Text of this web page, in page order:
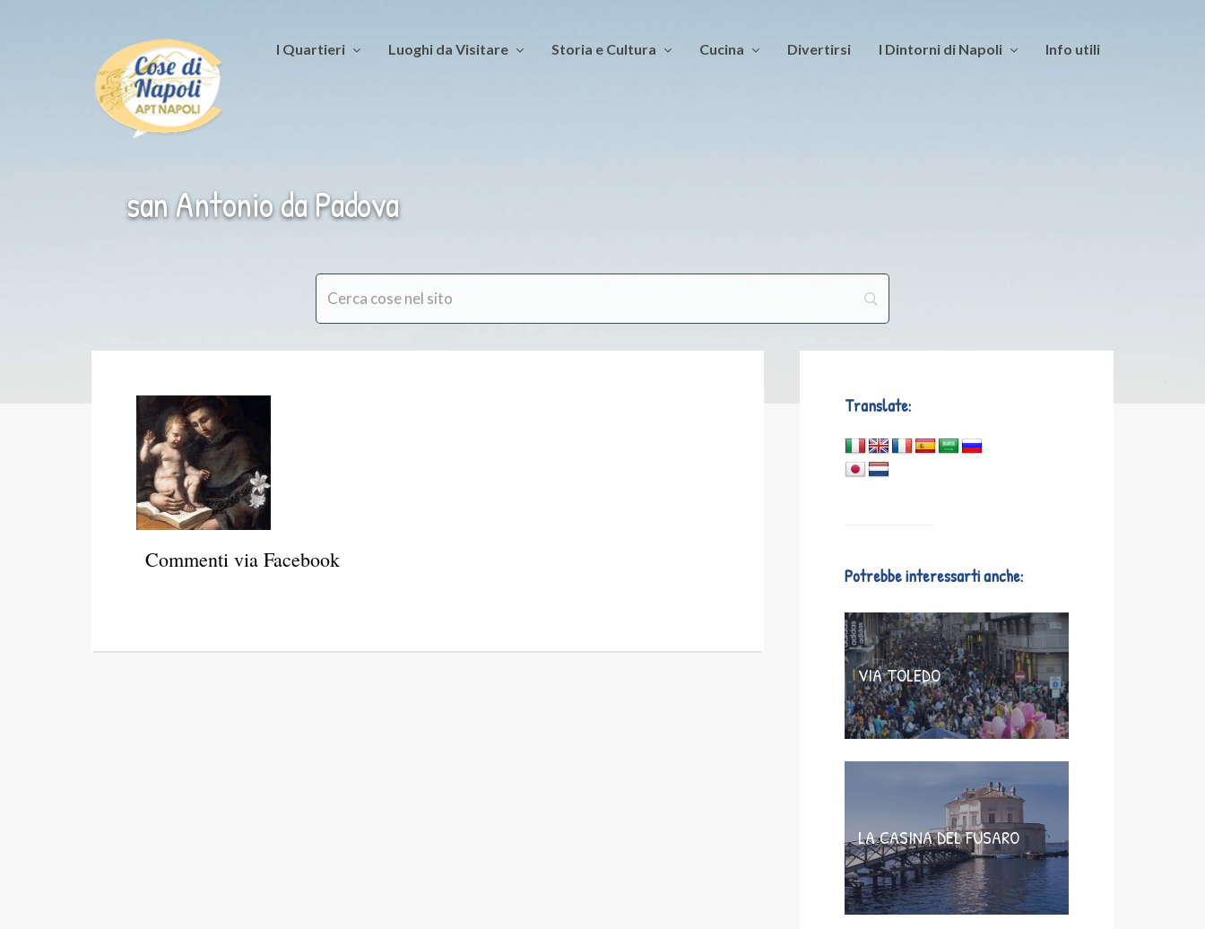
I Quartieri Luoghi da Visitare Storia e Cultura Cucina Divertirsi I Dintorni di Napoli Info utili
san Antonio da Padova
Commenti via Facebook
Translate:
Potrebbe interessarti anche:
VIA TOLEDO
LA CASINA DEL FUSARO